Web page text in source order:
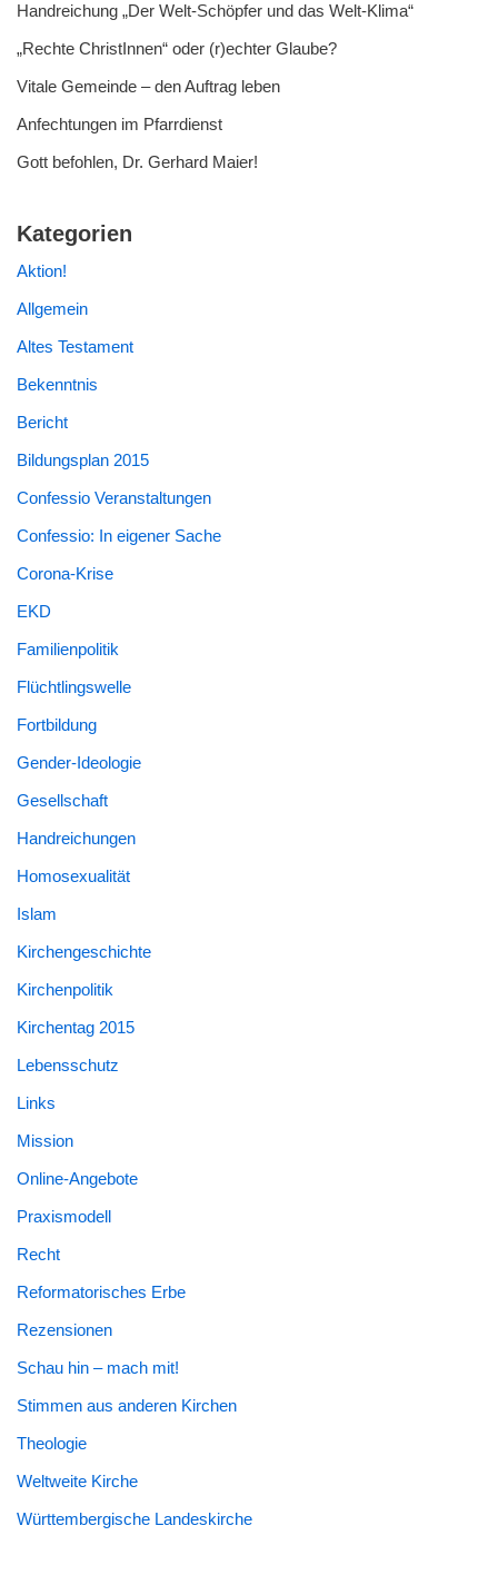
Handreichung „Der Welt-Schöpfer und das Welt-Klima“
„Rechte ChristInnen“ oder (r)echter Glaube?
Vitale Gemeinde – den Auftrag leben
Anfechtungen im Pfarrdienst
Gott befohlen, Dr. Gerhard Maier!
Kategorien
Aktion!
Allgemein
Altes Testament
Bekenntnis
Bericht
Bildungsplan 2015
Confessio Veranstaltungen
Confessio: In eigener Sache
Corona-Krise
EKD
Familienpolitik
Flüchtlingswelle
Fortbildung
Gender-Ideologie
Gesellschaft
Handreichungen
Homosexualität
Islam
Kirchengeschichte
Kirchenpolitik
Kirchentag 2015
Lebensschutz
Links
Mission
Online-Angebote
Praxismodell
Recht
Reformatorisches Erbe
Rezensionen
Schau hin – mach mit!
Stimmen aus anderen Kirchen
Theologie
Weltweite Kirche
Württembergische Landeskirche